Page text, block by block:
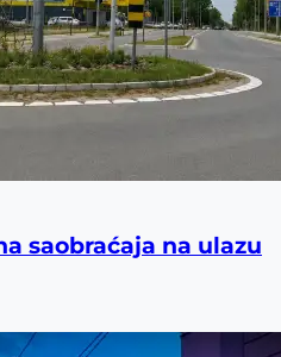
saobraćaja na ulazu